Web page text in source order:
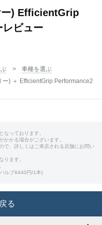
ー) EfficientGrip
ビュー
車種を選ぶ
ー) ＋ EfficientGrip Performance2
なっております。
かかる場合がございます。
で、詳しくはご来店される店舗にお問い
ります。
ルブ¥440円/1本)
る